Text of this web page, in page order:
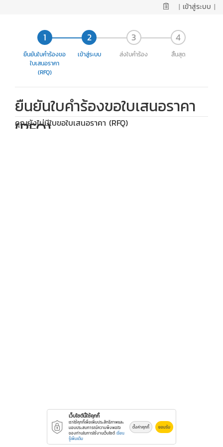
| เข้าสู่ระบบ |
ยืนยันใบคำร้องขอ
ใบเสนอราคา
(RFQ)
เข้าสู่ระบบ ส่งใบคำร้อง สิ้นสุด
ยืนยันใบคำร้องขอใบเสนอราคา
(RFQ)
คุณยังไม่มีใบขอใบเสนอราคา (RFQ)
เว็บไซต์นี้ใช้คุกกี้
เราใช้คุกกี้เพื่อเพิ่มประสิทธิภาพและ
มอบประสบการณ์ความพึงพอใจ
ของท่านในการใช้งานเว็บไซต์ เรียน
รู้เพิ่มเติม
ตั้งค่าคุกกี้ ยอมรับ